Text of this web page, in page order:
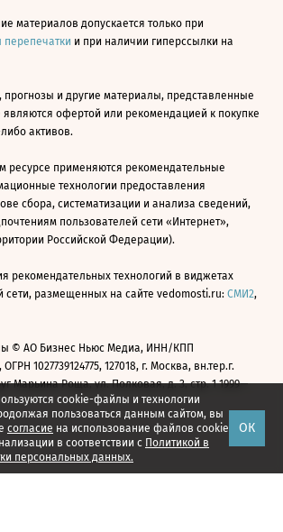
cookie-файлы и технологии
пользоваться данным сайтом, вы
согласие на использование файлов cookie
в соответствии с Политикой в
персональных данных.
ОК
материалов допускается только при
перепечатки и при наличии гиперссылки на
прогнозы и другие материалы, представленные
являются офертой или рекомендацией к покупке
активов.
ресурсе применяются рекомендательные
технологии предоставления
сбора, систематизации и анализа сведений,
пользователей сети «Интернет»,
Российской Федерации).
рекомендательных технологий в виджетах
сети, размещенных на сайте vedomosti.ru: СМИ2,
© АО Бизнес Ньюс Медиа, ИНН/КПП
ОГРН 1027739124775, 127018, г. Москва, вн.тер.г.
Марьина Роща, ул. Полковая, д. 3, стр. 1 1999—